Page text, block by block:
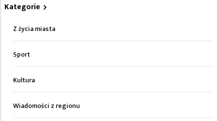
Kategorie
Z życia miasta
Sport
Kultura
Wiadomości z regionu